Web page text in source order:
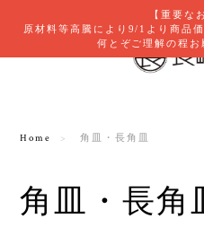
【重要な
原材料等高騰により9/1より商品
何とぞご理解の程お
Home 角皿・長角皿
角皿・長角